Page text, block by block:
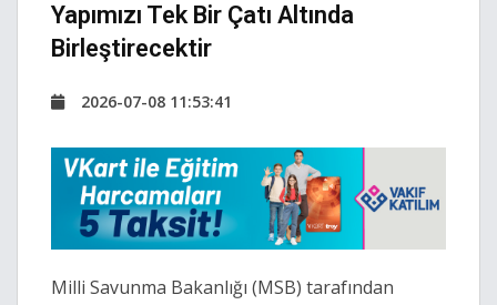
Yapımızı Tek Bir Çatı Altında
Birleştirecektir
2026-07-08 11:53:41
Milli Savunma Bakanlığı (MSB) tarafından